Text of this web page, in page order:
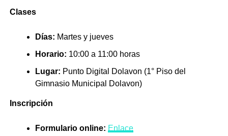
Clases
Días: Martes y jueves
Horario: 10:00 a 11:00 horas
Lugar: Punto Digital Dolavon (1° Piso del
Gimnasio Municipal Dolavon)
Inscripción
Formulario online: Enlace